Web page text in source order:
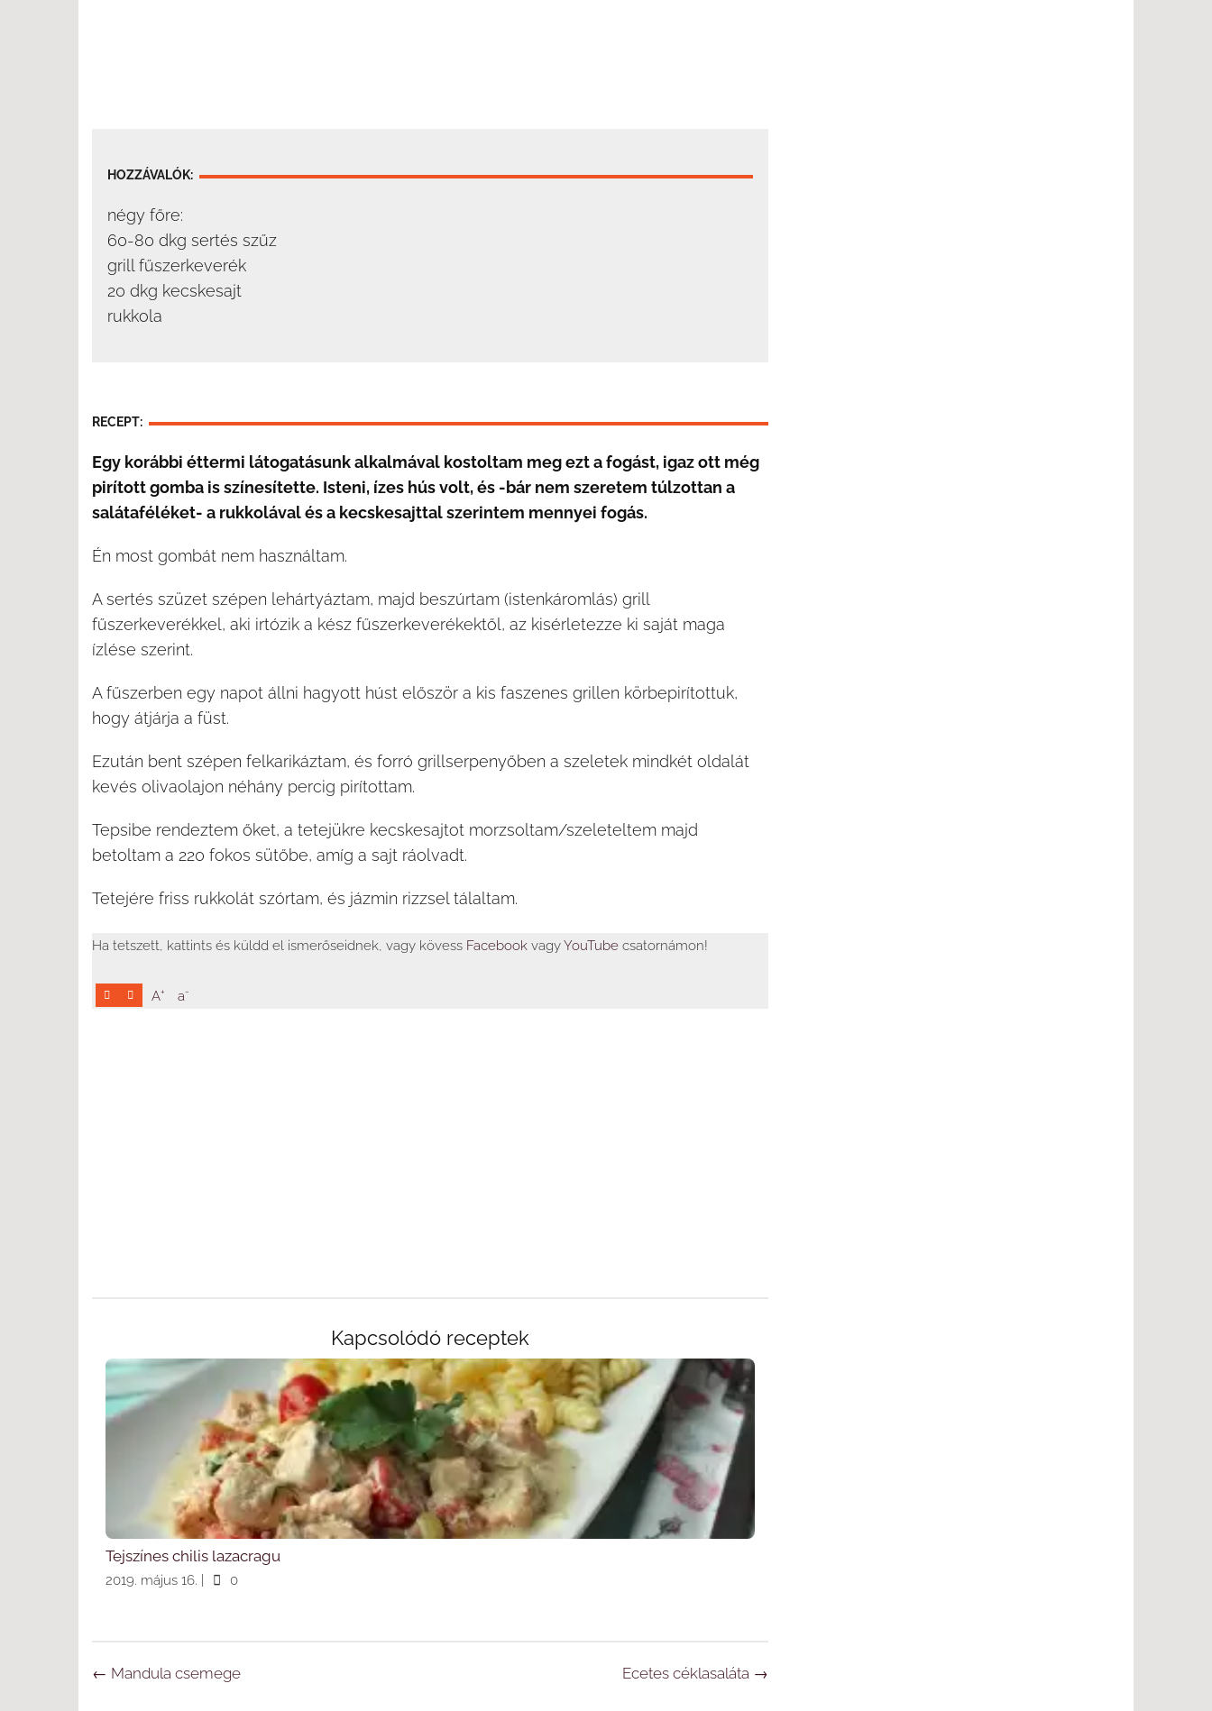
HOZZÁVALÓK:
négy főre:
60-80 dkg sertés szűz
grill fűszerkeverék
20 dkg kecskesajt
rukkola
RECEPT:
Egy korábbi éttermi látogatásunk alkalmával kostoltam meg ezt a fogást, igaz ott még
pirított gomba is színesítette. Isteni, ízes hús volt, és -bár nem szeretem túlzottan a
salátaféléket- a rukkolával és a kecskesajttal szerintem mennyei fogás.
Én most gombát nem használtam.
A sertés szüzet szépen lehártyáztam, majd beszúrtam (istenkáromlás) grill
fűszerkeverékkel, aki irtózik a kész fűszerkeverékektől, az kisérletezze ki saját maga
ízlése szerint.
A fűszerben egy napot állni hagyott húst először a kis faszenes grillen körbepirítottuk,
hogy átjárja a füst.
Ezután bent szépen felkarikáztam, és forró grillserpenyőben a szeletek mindkét oldalát
kevés olivaolajon néhány percig pirítottam.
Tepsibe rendeztem őket, a tetejükre kecskesajtot morzsoltam/szeleteltem majd
betoltam a 220 fokos sütőbe, amíg a sajt ráolvadt.
Tetejére friss rukkolát szórtam, és jázmin rizzsel tálaltam.
Ha tetszett, kattints és küldd el ismerőseidnek, vagy kövess Facebook vagyYouTube csatornámon!
A+ a-
Kapcsolódó receptek
Tejszínes chilis lazacragu
2019. május 16. 0
Navigáció
← Mandula csemege Ecetes céklasaláta →